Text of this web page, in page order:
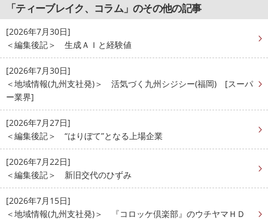
「ティーブレイク、コラム」のその他の記事
[2026年7月30日]
＜編集後記＞ 生成ＡＩと経験値
[2026年7月30日]
＜地域情報(九州支社発)＞ 活気づく九州シジシー(福岡) [スーパ
ー業界]
[2026年7月27日]
＜編集後記＞ “はりぼて”となる上場企業
[2026年7月22日]
＜編集後記＞ 新旧交代のひずみ
[2026年7月15日]
＜地域情報(九州支社発)＞ 『コロッケ倶楽部』のウチヤマＨＤ